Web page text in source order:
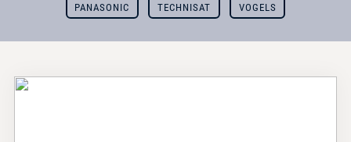
PANASONIC TECHNISAT VOGELS